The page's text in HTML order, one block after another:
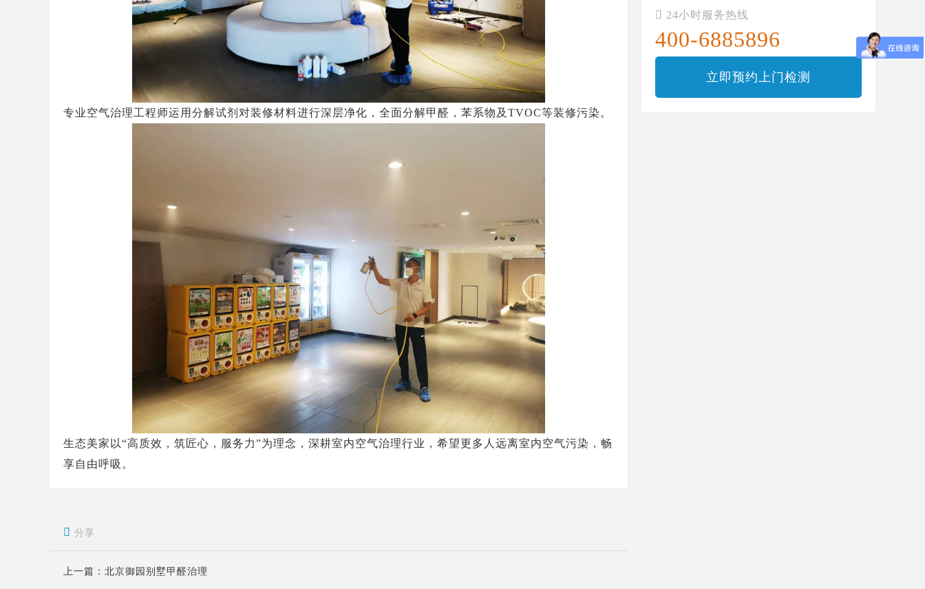
专业空气治理工程师运用分解试剂对装修材料进行深层净化，全面分解甲醛，苯系物及TVOC等装修污染。
生态美家以“高质效，筑匠心，服务力”为理念，深耕室内空气治理行业，希望更多人远离室内空气污染，畅
享自由呼吸。
 分享
上一篇： 北京御园别墅甲醛治理
 24小时服务热线
400-6885896
立即预约上门检测